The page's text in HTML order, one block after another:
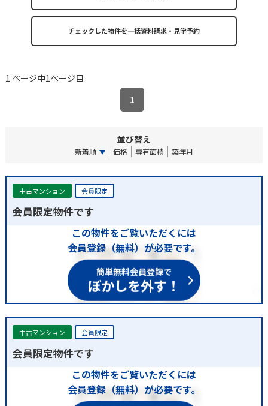
1 ページ中1ページ目
1
並び替え
新着順 価格 専有面積 築年月
中古マンション 会員限定
会員限定物件です
この物件をご覧いただくには
会員登録（無料）が必要です。
簡単無料会員登録で
ぼかしを外す！
中古マンション 会員限定
会員限定物件です
この物件をご覧いただくには
会員登録（無料）が必要です。